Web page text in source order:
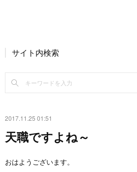
サイト内検索
2017.11.25 01:51
天職ですよね～
おはようございます。